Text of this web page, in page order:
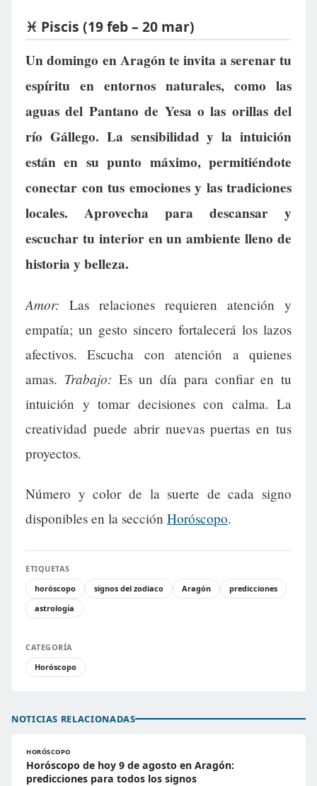
♓ Piscis (19 feb – 20 mar)
Un domingo en Aragón te invita a serenar tu
espíritu en entornos naturales, como las
aguas del Pantano de Yesa o las orillas del
río Gállego. La sensibilidad y la intuición
están en su punto máximo, permitiéndote
conectar con tus emociones y las tradiciones
locales. Aprovecha para descansar y
escuchar tu interior en un ambiente lleno de
historia y belleza.
Amor: Las relaciones requieren atención y
empatía; un gesto sincero fortalecerá los lazos
afectivos. Escucha con atención a quienes
amas. Trabajo: Es un día para confiar en tu
intuición y tomar decisiones con calma. La
creatividad puede abrir nuevas puertas en tus
proyectos.
Número y color de la suerte de cada signo
disponibles en la sección Horóscopo.
ETIQUETAS
horóscopo
signos del zodiaco Aragón
predicciones
astrología
CATEGORÍA
Horóscopo
NOTICIAS RELACIONADAS
HORÓSCOPO
Horóscopo de hoy 9 de agosto en Aragón:
predicciones para todos los signos